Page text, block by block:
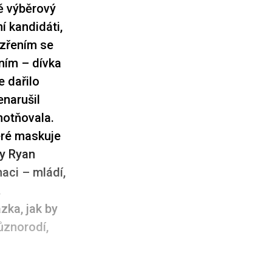
výběrový
kandidáti,
se
– dívka
dařilo
maskuje
Ryan
– mládí,
jak by